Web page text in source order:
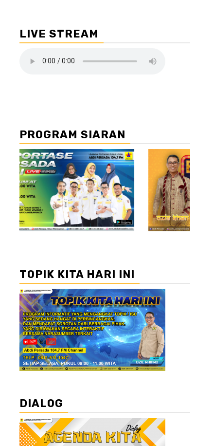
LIVE STREAM
PROGRAM SIARAN
//2
TOPIK KITA HARI INI
DIALOG